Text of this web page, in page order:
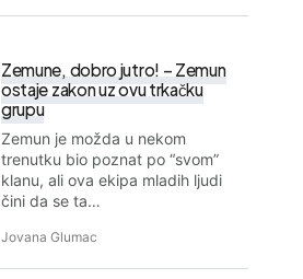
Zemune, dobro jutro! – Zemun
ostaje zakon uz ovu trkačku
grupu
Zemun je možda u nekom
trenutku bio poznat po “svom”
klanu, ali ova ekipa mladih ljudi
čini da se ta…
Jovana Glumac